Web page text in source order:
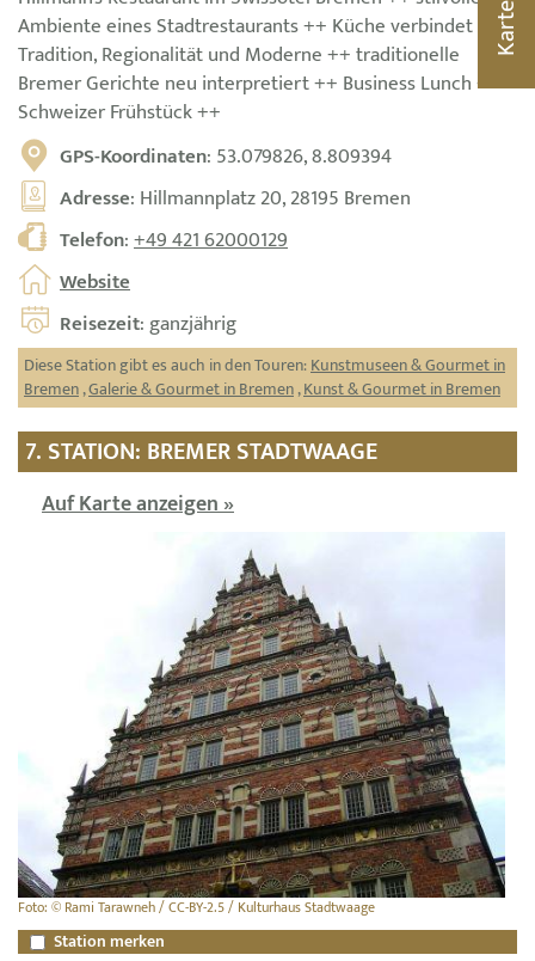
Ambiente eines Stadtrestaurants ++ Küche verbindet
Tradition, Regionalität und Moderne ++ traditionelle
Bremer Gerichte neu interpretiert ++ Business Lunch ++
Schweizer Frühstück ++
GPS-Koordinaten: 53.079826, 8.809394
Adresse: Hillmannplatz 20, 28195 Bremen
Telefon:+49 421 62000129
Website
Reisezeit: ganzjährig
Diese Station gibt es auch in den Touren:Kunstmuseen & Gourmet in
Bremen,Galerie & Gourmet in Bremen,Kunst & Gourmet in Bremen
7. STATION: BREMER STADTWAAGE
Auf Karte anzeigen »
Foto: © Rami Tarawneh / CC-BY-2.5 / Kulturhaus Stadtwaage
Station merken
Karte